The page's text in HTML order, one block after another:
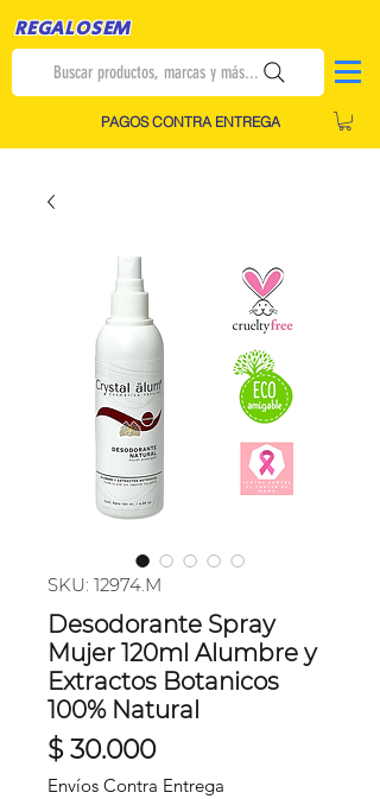
REGALOSEM
Buscar productos, marcas y más...
PAGOS CONTRA ENTREGA
SKU: 12974.M
Desodorante Spray
Mujer 120ml Alumbre y
Extractos Botanicos
100% Natural
$ 30.000Precio
Envíos Contra Entrega